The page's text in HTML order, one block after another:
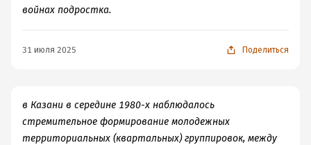
войнах подростка.
31 июля 2025 Поделиться
в Казани в середине 1980-х наблюдалось
стремительное формирование молодежных
территориальных (квартальных) группировок, между